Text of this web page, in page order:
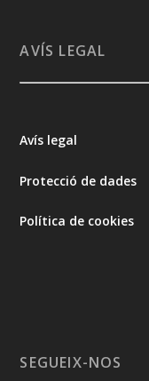
AVÍS LEGAL
Avís legal
Protecció de dades
Política de cookies
SEGUEIX-NOS